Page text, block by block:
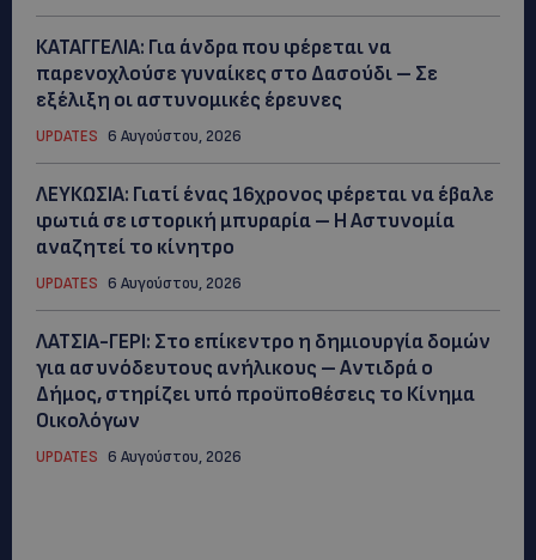
ΚΑΤΑΓΓΕΛΙΑ: Για άνδρα που φέρεται να
παρενοχλούσε γυναίκες στο Δασούδι – Σε
εξέλιξη οι αστυνομικές έρευνες
UPDATES 6 Αυγούστου, 2026
ΛΕΥΚΩΣΙΑ: Γιατί ένας 16χρονος φέρεται να έβαλε
φωτιά σε ιστορική μπυραρία – Η Αστυνομία
αναζητεί το κίνητρο
UPDATES 6 Αυγούστου, 2026
ΛΑΤΣΙΑ-ΓΕΡΙ: Στο επίκεντρο η δημιουργία δομών
για ασυνόδευτους ανήλικους – Αντιδρά ο
Δήμος, στηρίζει υπό προϋποθέσεις το Κίνημα
Οικολόγων
UPDATES 6 Αυγούστου, 2026